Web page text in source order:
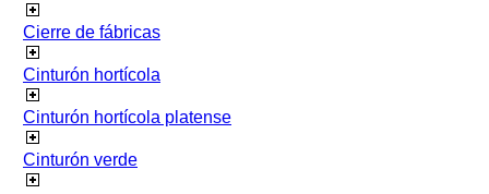
Cierre de fábricas
Cinturón hortícola
Cinturón hortícola platense
Cinturón verde